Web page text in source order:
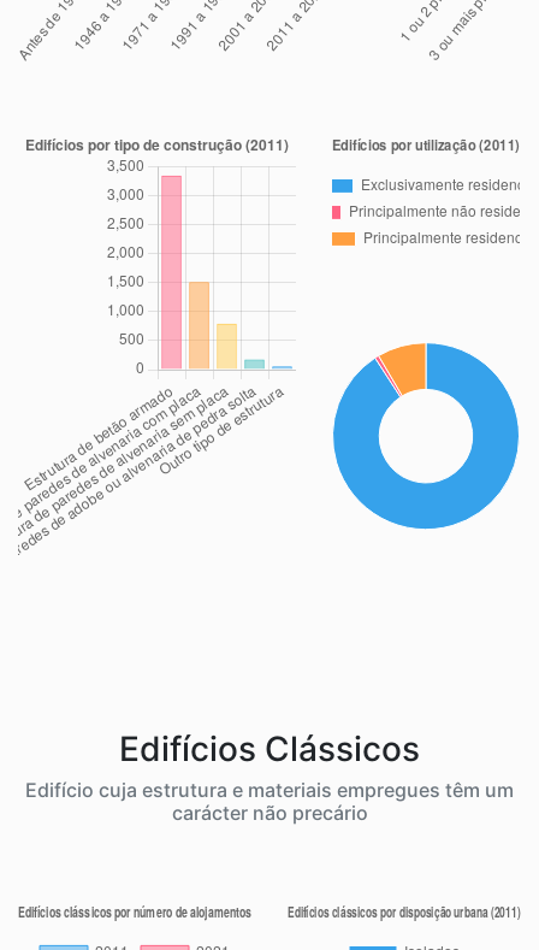
Edifícios Clássicos
Edifício cuja estrutura e materiais empregues têm um
carácter não precário